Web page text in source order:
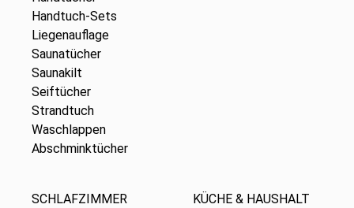
Handtuch-Sets
Liegenauflage
Saunatücher
Saunakilt
Seiftücher
Strandtuch
Waschlappen
Abschminktücher
SCHLAFZIMMER
KÜCHE & HAUSHALT